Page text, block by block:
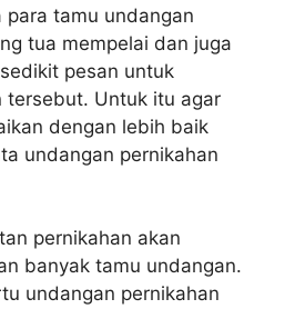
tamu undangan
tua mempelai dan juga
pesan untuk
tersebut. Untuk itu agar
dengan lebih baik
undangan pernikahan
pernikahan akan
banyak tamu undangan.
undangan pernikahan